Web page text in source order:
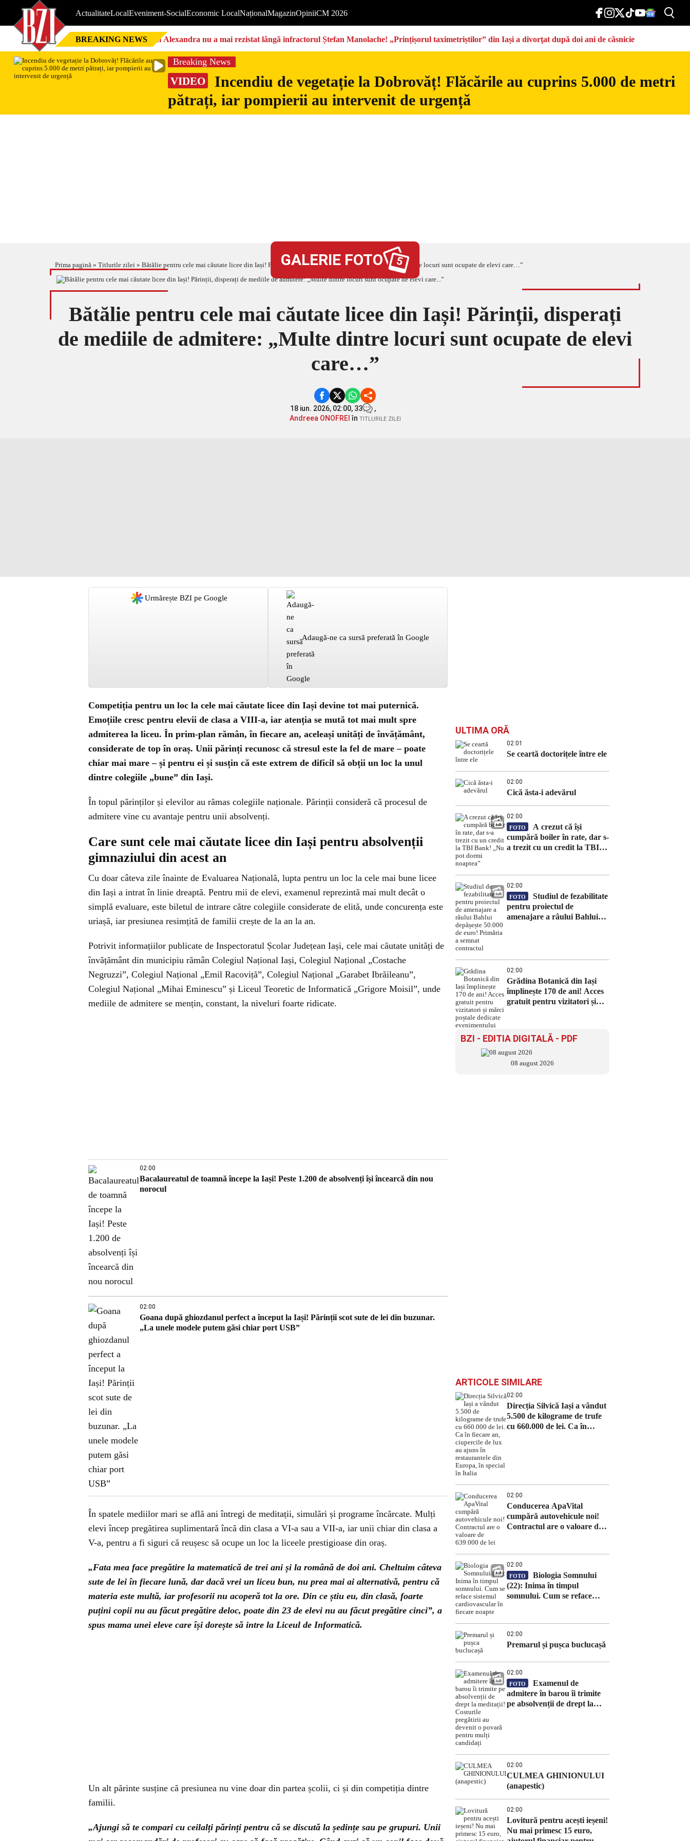
ActualitateLocalEveniment-SocialEconomic LocalNaționalMagazinOpiniiCM 2026
BREAKING NEWS Nici Alexandra nu a mai rezistat lângă infractorul Ștefan Manolache! „Prințișorul taximetriștilor” din Iași a divorţat după doi ani de căsnicie
Breaking News
VIDEO
Incendiu de vegetație la Dobrovăț! Flăcările au cuprins 5.000 de metri
pătrați, iar pompierii au intervenit de urgență
Prima pagină » Titlurile zilei » Bătălie pentru cele mai căutate licee din Iași! Părinții, disperați de mediile de admitere: „Multe dintre locuri sunt ocupate de elevi care…”
GALERIE FOTO 5
Bătălie pentru cele mai căutate licee din Iași! Părinții, disperați
de mediile de admitere: „Multe dintre locuri sunt ocupate de elevi
care…”
18 iun. 2026, 02:00, 33
,
Andreea ONOFREI în TITLURILE ZILEI
Urmărește BZI pe Google
Adaugă-ne ca sursă preferată în Google
Competiția pentru un loc la cele mai căutate licee din Iași devine tot mai puternică.
Emoțiile cresc pentru elevii de clasa a VIII-a, iar atenția se mută tot mai mult spre
admiterea la liceu. În prim-plan rămân, în fiecare an, aceleași unități de învățământ,
considerate de top în oraș. Unii părinți recunosc că stresul este la fel de mare – poate
chiar mai mare – și pentru ei și susțin că este extrem de dificil să obții un loc la unul
dintre colegiile „bune” din Iași.
În topul părinților și elevilor au rămas colegiile naționale. Părinții consideră că procesul de
admitere vine cu avantaje pentru unii absolvenți.
Care sunt cele mai căutate licee din Iași pentru absolvenții
gimnaziului din acest an
Cu doar câteva zile înainte de Evaluarea Națională, lupta pentru un loc la cele mai bune licee
din Iași a intrat în linie dreaptă. Pentru mii de elevi, examenul reprezintă mai mult decât o
simplă evaluare, este biletul de intrare către colegiile considerate de elită, unde concurența este
uriașă, iar presiunea resimțită de familii crește de la an la an.
Potrivit informațiilor publicate de Inspectoratul Școlar Județean Iași, cele mai căutate unități de
învățământ din municipiu rămân Colegiul Național Iași, Colegiul Național „Costache
Negruzzi”, Colegiul Național „Emil Racoviță”, Colegiul Național „Garabet Ibrăileanu”,
Colegiul Național „Mihai Eminescu” și Liceul Teoretic de Informatică „Grigore Moisil”, unde
mediile de admitere se mențin, constant, la niveluri foarte ridicate.
02:00
Bacalaureatul de toamnă începe la Iași! Peste 1.200 de absolvenți își încearcă din nou
norocul
02:00
Goana după ghiozdanul perfect a început la Iași! Părinții scot sute de lei din buzunar.
„La unele modele putem găsi chiar port USB”
În spatele mediilor mari se află ani întregi de meditații, simulări și programe încărcate. Mulți
elevi încep pregătirea suplimentară încă din clasa a VI-a sau a VII-a, iar unii chiar din clasa a
V-a, pentru a fi siguri că reușesc să ocupe un loc la liceele prestigioase din oraș.
„Fata mea face pregătire la matematică de trei ani și la română de doi ani. Cheltuim câteva
sute de lei în fiecare lună, dar dacă vrei un liceu bun, nu prea mai ai alternativă, pentru că
materia este multă, iar profesorii nu acoperă tot la ore. Din ce știu eu, din clasă, foarte
puțini copii nu au făcut pregătire deloc, poate din 23 de elevi nu au făcut pregătire cinci”, a
spus mama unei eleve care își dorește să intre la Liceul de Informatică.
Un alt părinte susține că presiunea nu vine doar din partea școlii, ci și din competiția dintre
familii.
„Ajungi să te compari cu ceilalți părinți pentru că se discută la ședințe sau pe grupuri. Unii
ULTIMA ORĂ
02:01
Se ceartă doctorițele între ele
02:00
Cică ăsta-i adevărul
02:00
FOTO
A crezut că își
cumpără boiler în rate, dar s-
a trezit cu un credit la TBI
02:00
FOTO
Studiul de fezabilitate
pentru proiectul de
amenajare a râului Bahlui
02:00
Grădina Botanică din Iași
împlinește 170 de ani! Acces
gratuit pentru vizitatori și
BZI - EDITIA DIGITALĂ - PDF
08 august 2026
ARTICOLE SIMILARE
02:00
Direcția Silvică Iași a vândut
5.500 de kilograme de trufe
cu 660.000 de lei. Ca în
02:00
Conducerea ApaVital
cumpără autovehicule noi!
Contractul are o valoare de
02:00
FOTO
Biologia Somnului
(22): Inima în timpul
somnului. Cum se reface
02:00
Premarul și pușca buclucașă
02:00
FOTO
Examenul de
admitere în barou îi trimite
pe absolvenții de drept la
02:00
CULMEA GHINIONULUI
(anapestic)
02:00
Lovitură pentru acești ieșeni!
Nu mai primesc 15 euro,